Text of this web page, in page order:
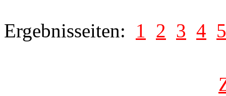
Ergebnisseiten: 1 2 3 4 5